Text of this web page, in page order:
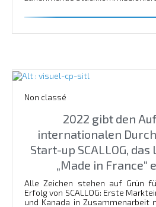
Non classé
2022 gibt den
internationalen
Start-up SCALLOG,
„Made in France“
Alle Zeichen stehen auf Grün
Erfolg von SCALLOG: Erste
und Kanada in Zusammenarbeit